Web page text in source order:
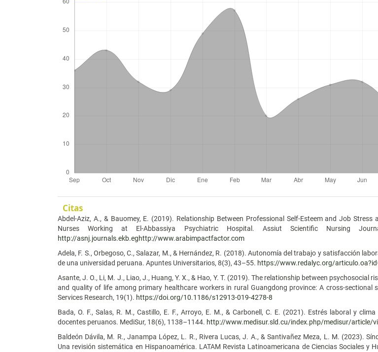
Citas
Abdel-Aziz, A., & Bauomey, E. (2019). Relationship Between Professional Self-Esteem and Job Stress
Nurses Working at El-Abbassiya Psychiatric Hospital. Assiut Scientific Nursing
http://asnj.journals.ekb.eghttp://www.arabimpactfactor.com
Adela, F. S., Orbegoso, C., Salazar, M., & Hernández, R. (2018). Autonomía del trabajo y satisfacción
de una universidad peruana. Apuntes Universitarios, 8(3), 43–55. https://www.redalyc.org/
Asante, J. O., Li, M. J., Liao, J., Huang, Y. X., & Hao, Y. T. (2019). The relationship between psychosocial
and quality of life among primary healthcare workers in rural Guangdong province: A cross-sectional
Services Research, 19(1). https://doi.org/10.1186/s12913-019-4278-8
Bada, O. F., Salas, R. M., Castillo, E. F., Arroyo, E. M., & Carbonell, C. E. (2021). Estrés laboral y
docentes peruanos. MediSur, 18(6), 1138–1144. http://www.medisur.sld.cu/index.php/medisur/article/
Baldeón Dávila, M. R., Janampa López, L. R., Rivera Lucas, J. A., & Santivañez Meza, L. M. (2023).
Una revisión sistemática en Hispanoamérica. LATAM Revista Latinoamericana de Ciencias Sociales y